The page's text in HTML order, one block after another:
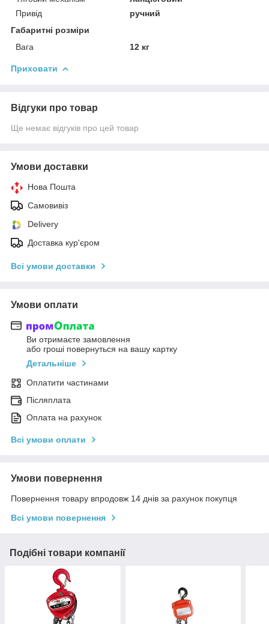
Привід
ручний
Габаритні розміри
Вага
12 кг
Приховати
Відгуки про товар
Ще немає відгуків про цей товар
Умови доставки
Нова Пошта
Самовивіз
Delivery
Доставка кур'єром
Всі умови доставки
Умови оплати
Ви отримаєте замовлення
або гроші повернуться на вашу картку
Детальніше
Оплатити частинами
Післяплата
Оплата на рахунок
Всі умови оплати
Умови повернення
Повернення товару впродовж 14 днів за рахунок покупця
Всі умови повернення
Подібні товари компанії